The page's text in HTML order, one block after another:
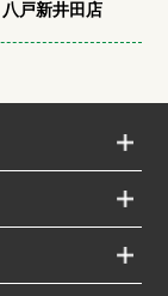
八戸新井田店